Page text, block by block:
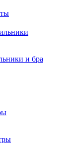
и бра